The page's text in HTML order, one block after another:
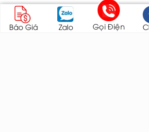
Báo Giá Zalo Gọi Điện
Mr Thắng